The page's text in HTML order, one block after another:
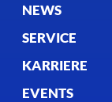
NEWS
SERVICE
KARRIERE
EVENTS